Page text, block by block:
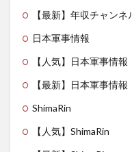
【最新】年収チャンネ
日本軍事情報
【人気】日本軍事情報
【最新】日本軍事情報
ShimaRin
【人気】ShimaRin